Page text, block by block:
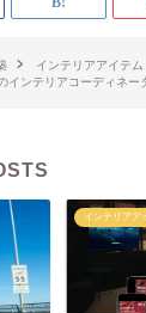
インテリアアイテム
インテリアコーディネー
インテリアア